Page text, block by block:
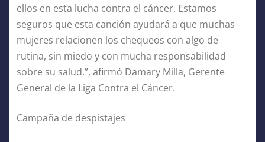
ellos en esta lucha contra el cáncer. Estamos
seguros que esta canción ayudará a que muchas
mujeres relacionen los chequeos con algo de
rutina, sin miedo y con mucha responsabilidad
sobre su salud.”, afirmó Damary Milla, Gerente
General de la Liga Contra el Cáncer.
Campaña de despistajes